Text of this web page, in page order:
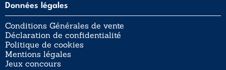
Données légales
Conditions Générales de vente
Déclaration de confidentialité
Politique de cookies
Mentions légales
Jeux concours